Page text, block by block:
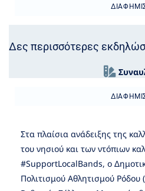
Δες περισσότερες
Στα πλαίσια ανάδειξης της
του νησιού και των ντόπιων
#SupportLocalBands, ο
Πολιτισμού Αθλητισμού